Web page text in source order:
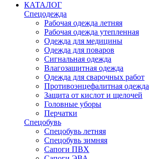
КАТАЛОГ
Спецодежда
Рабочая одежда летняя
Рабочая одежда утепленная
Одежда для медицины
Одежда для поваров
Сигнальная одежда
Влагозащитная одежда
Одежда для сварочных работ
Противоэнцефалитная одежда
Защита от кислот и щелочей
Головные уборы
Перчатки
Спецобувь
Спецобувь летняя
Спецобувь зимняя
Сапоги ПВХ